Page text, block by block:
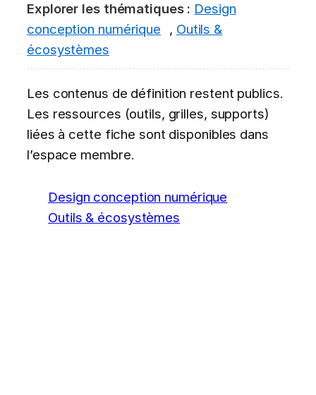
Explorer les thématiques : Design
conception numérique
, Outils &
écosystèmes
Les contenus de définition restent publics.
Les ressources (outils, grilles, supports)
liées à cette fiche sont disponibles dans
l’espace membre.
Design conception numérique
Outils & écosystèmes